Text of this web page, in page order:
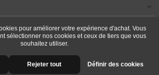
- Design by Prestacrea
- Ecommerce
software byPrestaShop™
pour améliorer votre expérience d'achat. Vous
sélectionner nos cookies et ceux de tiers que vous
souhaitez utiliser.
Rejeter tout Définir des cookies